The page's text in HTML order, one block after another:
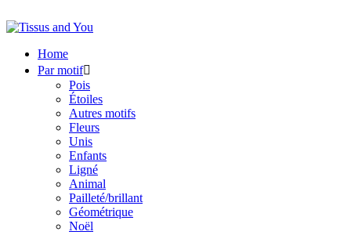
Home
Par motif
Pois
Étoiles
Autres motifs
Fleurs
Unis
Enfants
Ligné
Animal
Pailleté/brillant
Géométrique
Noël